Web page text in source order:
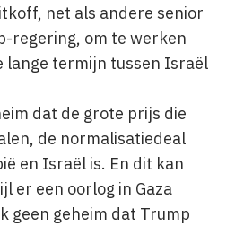
net als andere senior
regering, om te werken
lange termijn tussen Israël
dat de grote prijs die
de normalisatiedeal
en Israël is. En dit kan
er een oorlog in Gaza
geen geheim dat Trump